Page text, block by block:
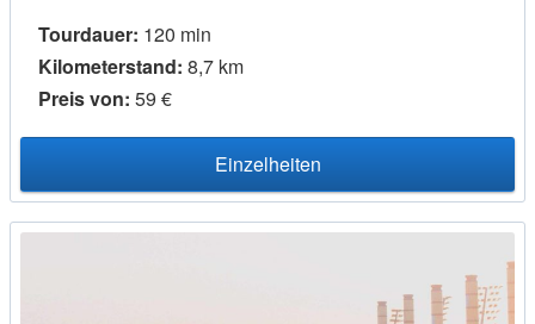
Tourdauer: 120 min
Kilometerstand: 8,7 km
Preis von: 59 €
Einzelheiten